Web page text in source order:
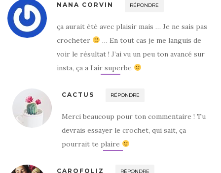
NANA CORVIN RÉPONDRE
ça aurait été avec plaisir mais … Je ne sais pas
crocheter
… En tout cas je me languis de
voir le résultat ! J’ai vu un peu ton avancé sur
insta, ça a l’air superbe
CACTUS RÉPONDRE
Merci beaucoup pour ton commentaire ! Tu
devrais essayer le crochet, qui sait, ça
pourrait te plaire
CAROFOLIZ RÉPONDRE